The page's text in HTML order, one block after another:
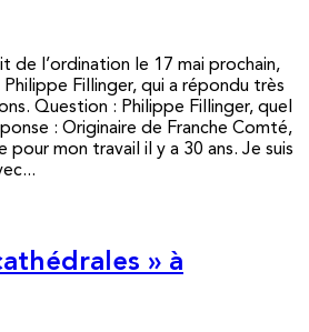
de l’ordination le 17 mai prochain,
Philippe Fillinger, qui a répondu très
Question : Philippe Fillinger, quel
: Originaire de Franche Comté,
pour mon travail il y a 30 ans. Je suis
» à